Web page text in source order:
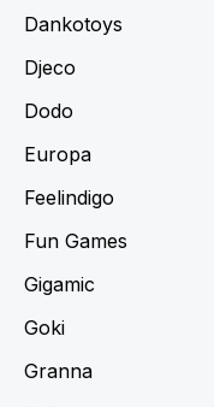
Dankotoys
Djeco
Dodo
Europa
Feelindigo
Fun Games
Gigamic
Goki
Granna